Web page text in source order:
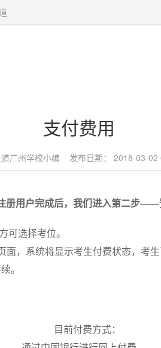
支付费用
广州学校小编 发布日期： 2018-03-02
用户完成后，我们进入第二步——
可选择考位。
，系统将显示考生付费状态，考
。
目前付费方式：
请妥善